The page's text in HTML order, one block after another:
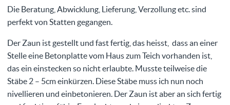
Die Beratung, Abwicklung, Lieferung, Verzollung etc. sind
perfekt von Statten gegangen.
Der Zaun ist gestellt und fast fertig, das heisst, dass an einer
Stelle eine Betonplatte vom Haus zum Teich vorhanden ist,
das ein einstecken so nicht erlaubte. Musste teilweise die
Stäbe 2 – 5cm einkürzen. Diese Stäbe muss ich nun noch
nivellieren und einbetonieren. Der Zaun ist aber an sich fertig